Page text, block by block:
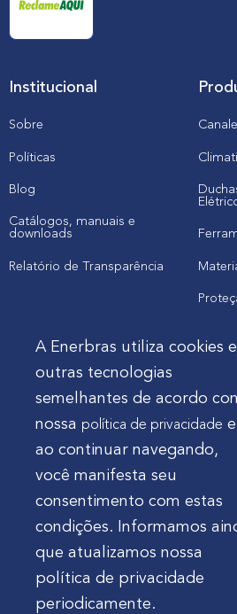
Institucional
Sobre
Políticas
Blog
Catálogos, manuais e
downloads
Relatório de Transparência
Cliente
Onde comprar produtos
Quero Enerbras na minha loja
Enerbras Materiais Elétricos
Mocelin, nº 81, Ferrari | CEP 83606-
A Enerbras utiliza cookies e
outras tecnologias
semelhantes de acordo
nossa política de privacidade
ao continuar navegando,
você manifesta seu
consentimento com estas
condições. Informamos
que atualizamos nossa
política de privacidade
periodicamente.